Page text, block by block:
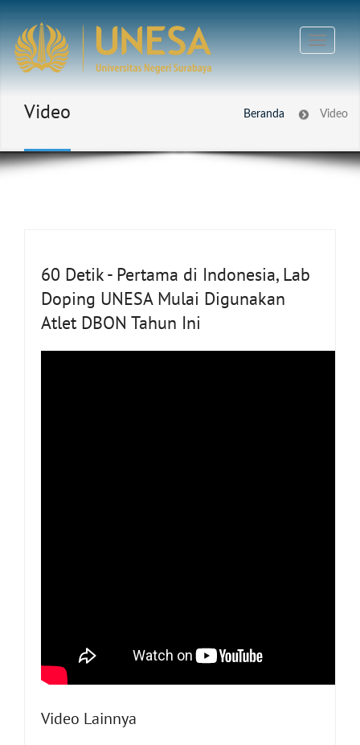
Video Beranda Video
60 Detik - Pertama di Indonesia, Lab
Doping UNESA Mulai Digunakan
Atlet DBON Tahun Ini
Video Lainnya